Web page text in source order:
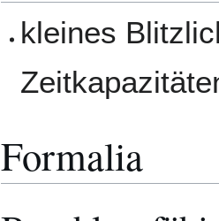
kleines
Formalia